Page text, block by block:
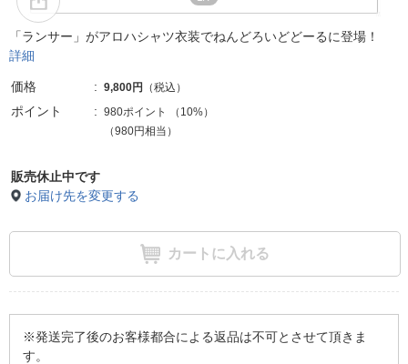
「ランサー」がアロハシャツ衣装でねんどろいどどーるに登場！
詳細
価格 9,800円 （税込）
ポイント 980ポイント （ 10%）
（980円相当）
販売休止中です
お届け先を変更する
カートに入れる
※発送完了後のお客様都合による返品は不可とさせて頂きま
す。